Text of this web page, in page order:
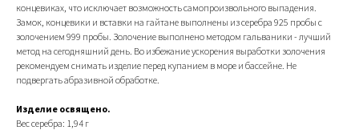
концевиках, что исключает возможность самопроизвольного выпадения.
Замок, концевики и вставки на гайтане выполнены из серебра 925 пробы с
золочением 999 пробы. Золочение выполнено методом гальваники - лучший
метод на сегодняшний день. Во избежание ускорения выработки золочения
рекомендуем снимать изделие перед купанием в море и бассейне. Не
подвергать абразивной обработке.
Изделие освящено.
Вес серебра: 1,94 г